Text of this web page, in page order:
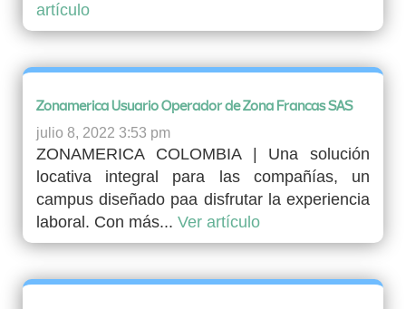
artículo
Zonamerica Usuario Operador de Zona Francas SAS
julio 8, 2022 3:53 pm
ZONAMERICA COLOMBIA | Una solución
locativa integral para las compañías, un
campus diseñado paa disfrutar la experiencia
laboral. Con más... Ver artículo